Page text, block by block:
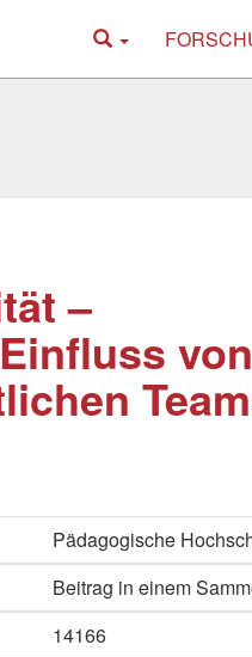
–
von
Pädagogische
Beitrag in einem
14166